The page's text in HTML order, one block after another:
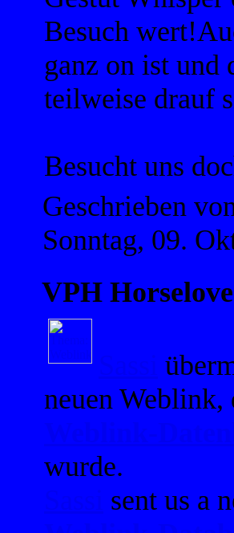
Besuch
ganz on ist und
teilweise drauf
Besucht uns
Geschrieben
Sonntag, 09.
VPH Horselove
neuen Weblink,
wurde.
sent us a